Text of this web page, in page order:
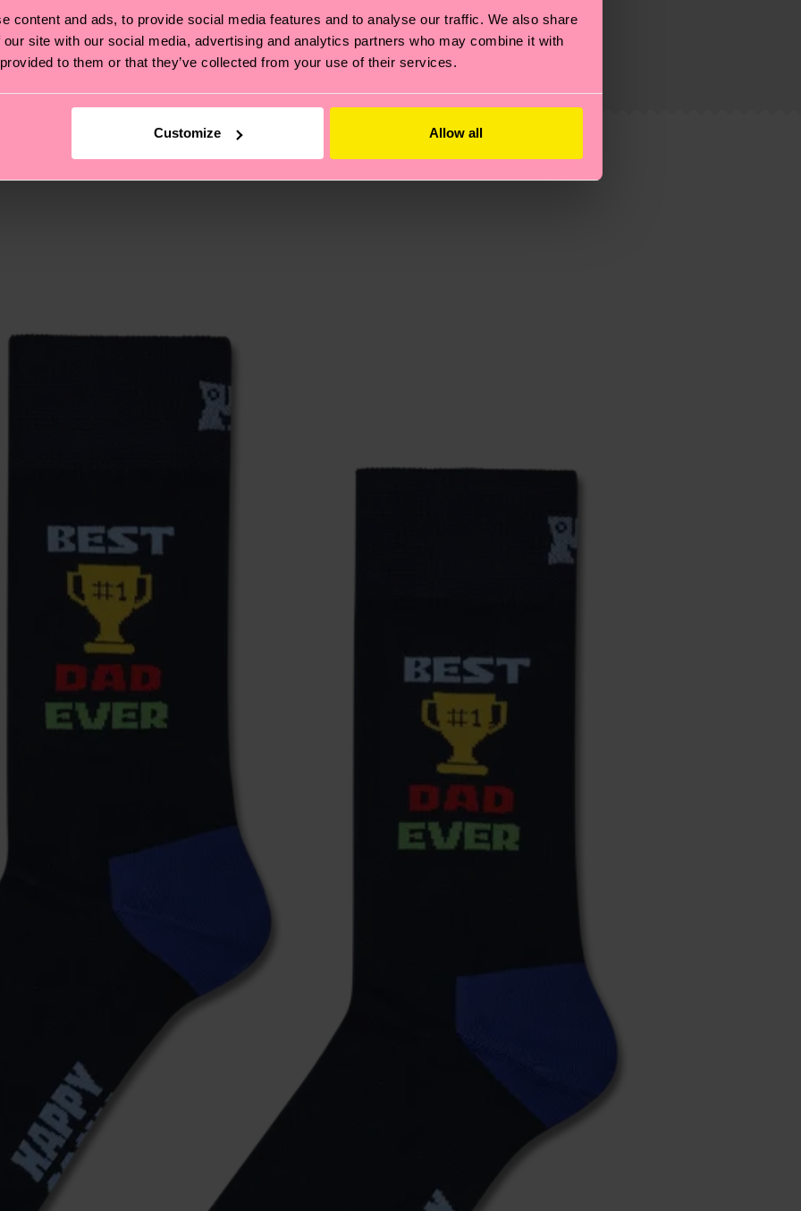
content and ads, to provide social media features and to analyse our traffic. We also share
site with our social media, advertising and analytics partners who may combine it with
to them or that they’ve collected from your use of their services.
Customize Allow all
– es geht auch um eine ethische Lieferkette, die Reduzierung von Emissionen, die richtige Pflege von
Tipps und Tricks findest du auf unsererNachhaltigkeitsseite.
unsere länderspezifische Versandübersicht findest duhier. Die Lieferzeit beginnt sobald deine Bestellung
Retourenfindest du die am häufigsten gestellten Fragen.